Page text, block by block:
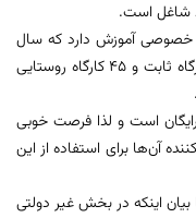
شاغل است.
خصوصی آموزش دارد که سال
گذشته در بخش دولتی با 19 مرکز فعال، 93 کارگاه ثابت و 45 کارگاه روستایی
است و لذا فرصت خوبی
آن‌ها برای استفاده از این
اینکه در بخش غیر دولتی